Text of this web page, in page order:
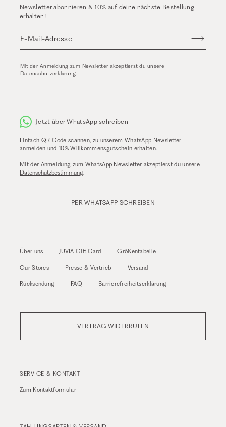
Newsletter abonnieren & 10% auf deine nächste Bestellung
erhalten!
E-Mail-Adresse
Mit der Anmeldung zum Newsletter akzeptierst du unsere
Datenschutzerklärung.
Jetzt über WhatsApp schreiben
Einfach QR-Code scannen, zu unserem WhatsApp Newsletter
anmelden und 10% Willkommensgutschein erhalten.
Mit der Anmeldung zum WhatsApp Newsletter akzeptierst du unsere
Datenschutzbestimmung.
PER WHATSAPP SCHREIBEN
Über uns JUVIA Gift Card Größentabelle
Our Stores Presse & Vertrieb Versand
Rücksendung FAQ Barrierefreiheitserklärung
VERTRAG WIDERRUFEN
SERVICE & KONTAKT
Zum Kontaktformular